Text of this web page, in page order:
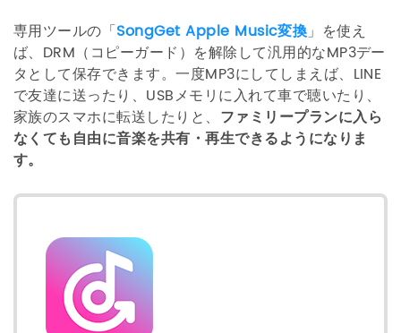
専用ツールの「SongGet Apple Music変換」を使え
ば、DRM（コピーガード）を解除して汎用的なMP3デー
タとして保存できます。一度MP3にしてしまえば、LINE
で友達に送ったり、USBメモリに入れて車で聴いたり、
家族のスマホに転送したりと、 ファミリープランに入ら
なくても自由に音楽を共有・再生できるようになりま
す。